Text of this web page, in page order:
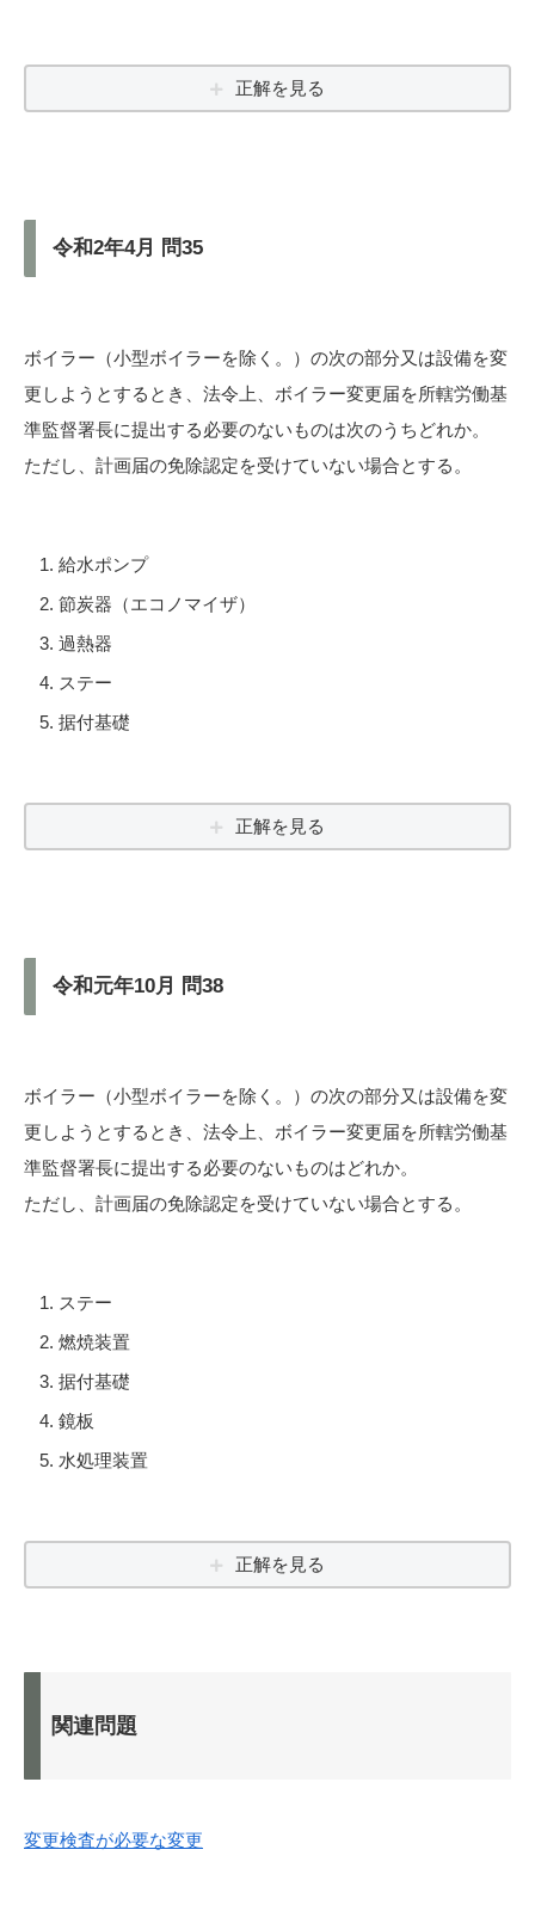
正解を見る
令和2年4月 問35
ボイラー（小型ボイラーを除く。）の次の部分又は設備を変
更しようとするとき、法令上、ボイラー変更届を所轄労働基
準監督署長に提出する必要のないものは次のうちどれか。
ただし、計画届の免除認定を受けていない場合とする。
給水ポンプ
節炭器（エコノマイザ）
過熱器
ステー
据付基礎
正解を見る
令和元年10月 問38
ボイラー（小型ボイラーを除く。）の次の部分又は設備を変
更しようとするとき、法令上、ボイラー変更届を所轄労働基
準監督署長に提出する必要のないものはどれか。
ただし、計画届の免除認定を受けていない場合とする。
ステー
燃焼装置
据付基礎
鏡板
水処理装置
正解を見る
関連問題
変更検査が必要な変更